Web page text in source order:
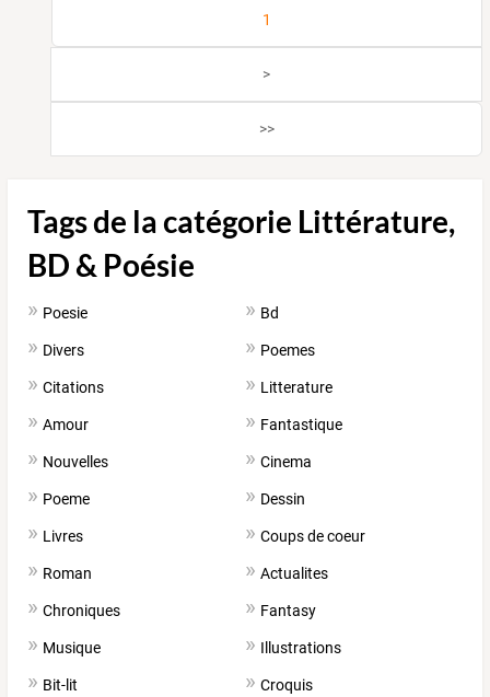
1
>
>>
Tags de la catégorie Littérature,
BD & Poésie
Poesie Bd
Divers Poemes
Citations Litterature
Amour Fantastique
Nouvelles Cinema
Poeme Dessin
Livres Coups de coeur
Roman Actualites
Chroniques Fantasy
Musique Illustrations
Bit-lit Croquis